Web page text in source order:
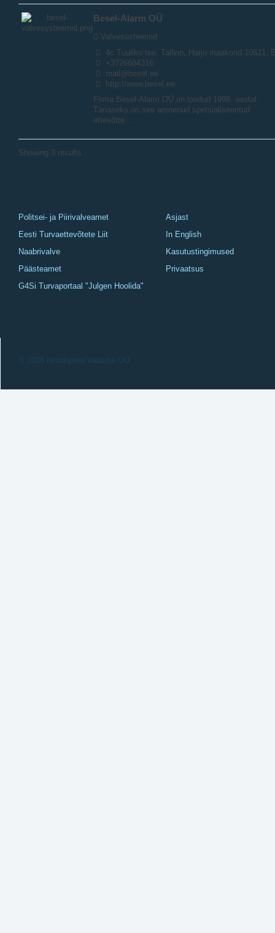
Besel-Alarm OÜ
Valvesüsteemid
4c Tuuliku tee, Tallinn, Harju maakond 10621,
+3726684316
mail@besel.ee
http://www.besel.ee
Firma Besel-Alarm OÜ on loodud 1998. aastal.
Tänaseks on see arenenud spetsialiseeritud
ettevõtte...
Showing 3 results
Politsei- ja Piirivalveamet
Eesti Turvaettevõtete Liit
Naabrivalve
Päästeamet
G4Si Turvaportaal "Julgen Hoolida"
Asjast
In English
Kasutustingimused
Privaatsus
© 2026 Noodapera Valduse OÜ